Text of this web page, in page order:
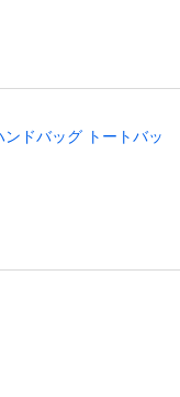
ドバッグ トートバッ